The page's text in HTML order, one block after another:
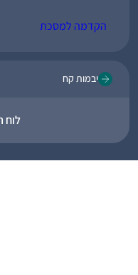
הקדמה למסכת
יבמות קח
לוח